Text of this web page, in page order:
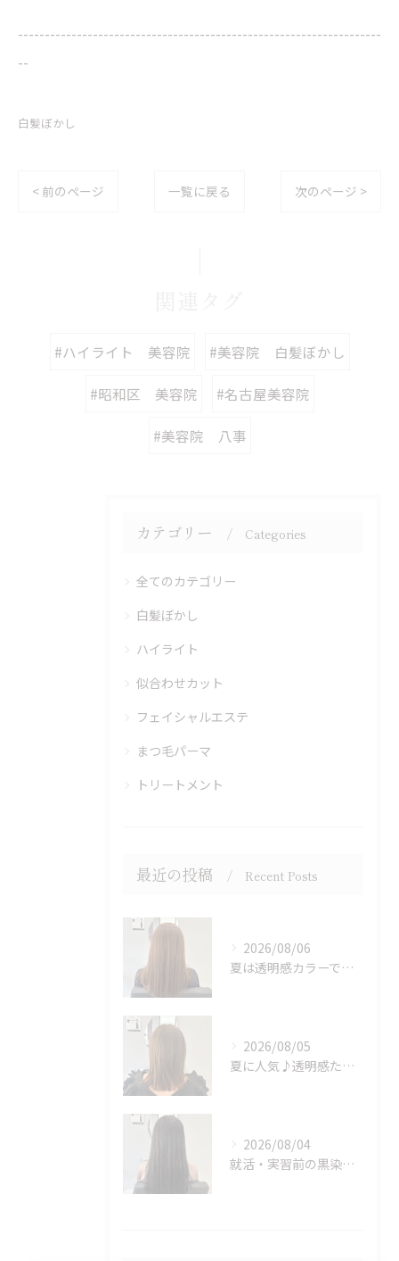
--------------------------------------------------------------------
--
白髪ぼかし
< 前のページ 一覧に戻る 次のページ >
#ハイライト 美容院 #美容院 白髪ぼかし
#昭和区 美容院 #名古屋美容院
#美容院 八事
カテゴリー Categories
全てのカテゴリー
白髪ぼかし
ハイライト
似合わせカット
フェイシャルエステ
まつ毛パーマ
トリートメント
最近の投稿 Recent Posts
2026/08/06
夏は透明感カラーでイメチェン♪ブリーチなしでも明るくできます！
2026/08/05
夏に人気♪透明感たっぷりミルクティーベージュカラー
2026/08/04
就活・実習前の黒染めはちょっと待って！次のカラーも楽しみたい方へ♪